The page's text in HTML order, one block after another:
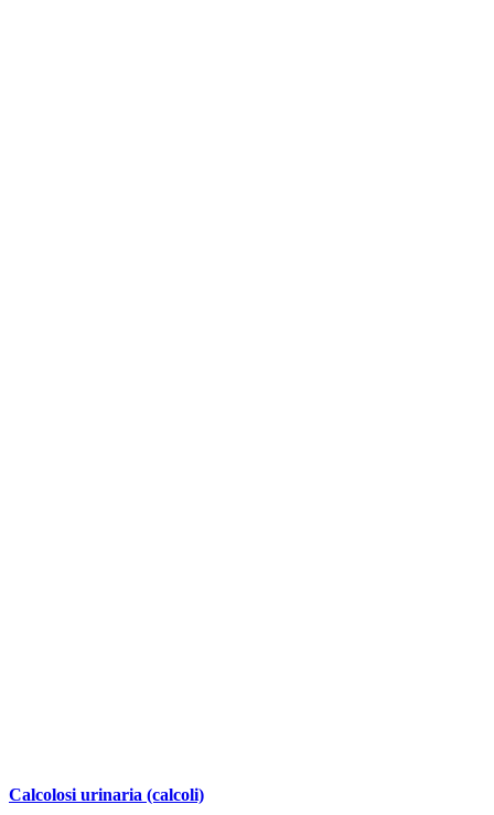
Calcolosi urinaria (calcoli)